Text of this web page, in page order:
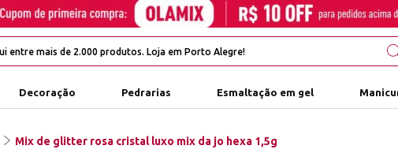
Decoração Pedrarias Esmaltação em gel
Mix de glitter rosa cristal luxo mix da jo hexa 1,5g